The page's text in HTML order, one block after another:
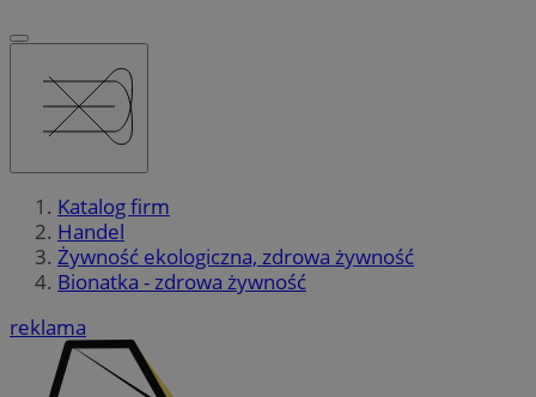
Katalog firm
Handel
Żywność ekologiczna, zdrowa żywność
Bionatka - zdrowa żywność
reklama